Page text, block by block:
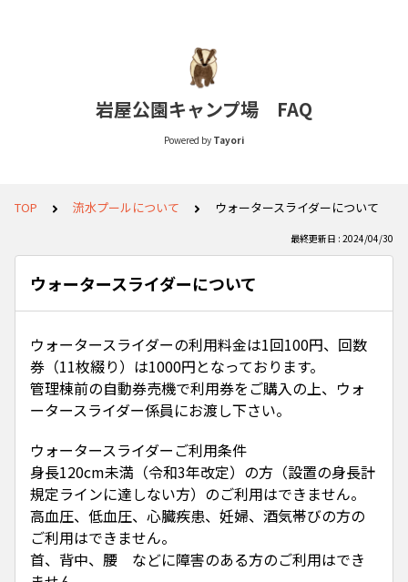
岩屋公園キャンプ場 FAQ
Powered by Tayori
TOP 流水プールについて ウォータースライダーについて
最終更新日 : 2024/04/30
ウォータースライダーについて
ウォータースライダーの利用料金は1回100円、回数
券（11枚綴り）は1000円となっております。
管理棟前の自動券売機で利用券をご購入の上、ウォ
ータースライダー係員にお渡し下さい。
ウォータースライダーご利用条件
身長120cm未満（令和3年改定）の方（設置の身長計
規定ラインに達しない方）のご利用はできません。
高血圧、低血圧、心臓疾患、妊婦、酒気帯びの方の
ご利用はできません。
首、背中、腰 などに障害のある方のご利用はでき